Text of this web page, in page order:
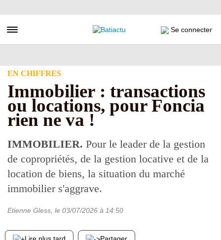
au
principal
Toggle navigation Se connecter
EN CHIFFRES
Immobilier : transactions
ou locations, pour Foncia
rien ne va !
IMMOBILIER. Pour le leader de la gestion
de copropriétés, de la gestion locative et de la
location de biens, la situation du marché
immobilier s'aggrave.
Etienne Gless , le 03/07/2026 à 14:50